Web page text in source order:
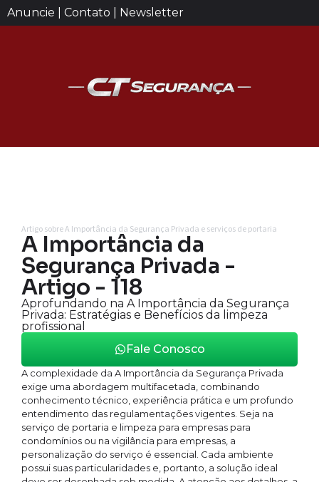
Anuncie | Contato | Newsletter
Artigo sobre A Importância da Segurança Privada e serviços de portaria
A Importância da
Segurança Privada -
Artigo - 118
Aprofundando na A Importância da Segurança
Privada: Estratégias e Benefícios da limpeza
profissional
Fale Conosco
A complexidade da A Importância da Segurança Privada
exige uma abordagem multifacetada, combinando
conhecimento técnico, experiência prática e um profundo
entendimento das regulamentações vigentes. Seja na
serviço de portaria e limpeza para empresas para
condomínios ou na vigilância para empresas, a
personalização do serviço é essencial. Cada ambiente
possui suas particularidades e, portanto, a solução ideal